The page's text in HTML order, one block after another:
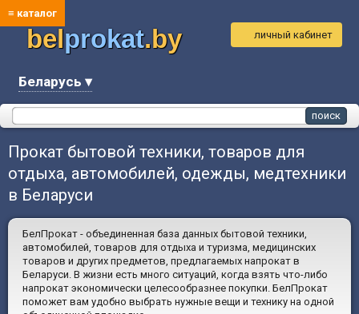
≡ каталог
belprokat.by
Беларусь ▾
личный кабинет
Прокат бытовой техники, товаров для
отдыха, автомобилей, одежды, медтехники
в Беларуси
БелПрокат - объединенная база данных бытовой техники,
автомобилей, товаров для отдыха и туризма, медицинских
товаров и других предметов, предлагаемых напрокат в
Беларуси. В жизни есть много ситуаций, когда взять что-либо
напрокат экономически целесообразнее покупки. БелПрокат
поможет вам удобно выбрать нужные вещи и технику на одной